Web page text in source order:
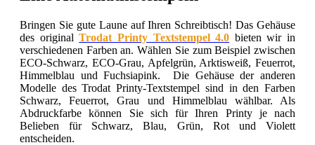
Bringen Sie gute Laune auf Ihren Schreibtisch! Das Gehäuse
des originalTrodat Printy Textstempel 4.0 bieten wir in
verschiedenen Farben an. Wählen Sie zum Beispiel zwischen
ECO-Schwarz, ECO-Grau, Apfelgrün, Arktisweiß, Feuerrot,
Himmelblau und Fuchsiapink. Die Gehäuse der anderen
Modelle des Trodat Printy-Textstempel sind in den Farben
Schwarz, Feuerrot, Grau und Himmelblau wählbar. Als
Abdruckfarbe können Sie sich für Ihren Printy je nach
Belieben für Schwarz, Blau, Grün, Rot und Violett
entscheiden.